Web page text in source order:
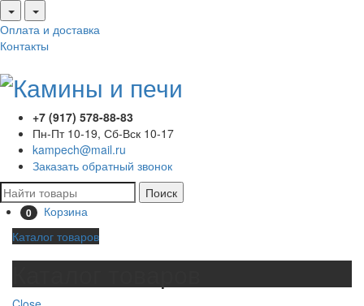
Оплата и доставка
Контакты
+7 (917) 578-88-83
Пн-Пт 10-19, Сб-Вск 10-17
kampech@mail.ru
Заказать обратный звонок
Поиск
0
Корзина
Каталог товаров